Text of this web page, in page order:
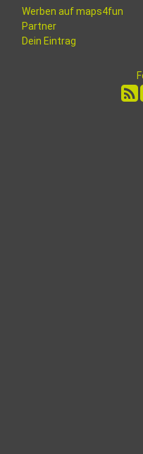
Werben auf maps4fun
Partner
Dein Eintrag